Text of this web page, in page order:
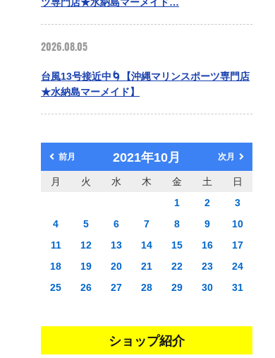
2026.08.05
台風13号接近中🌀【沖縄マリンスポーツ専門店
★水納島マーメイド】
前月 2021年10月 次月
月 火 水 木 金 土
日
1
2
3
4
5 6 7 8 9
10
11
12 13 14 15 16
17
18
19 20 21 22 23
24
25
26 27 28 29 30 31
ショップ紹介